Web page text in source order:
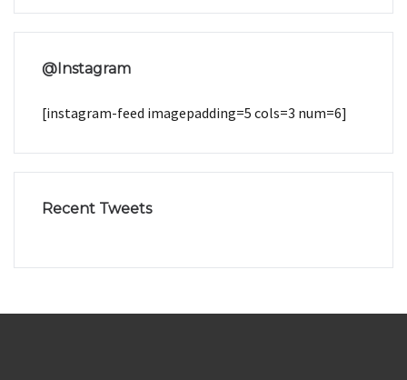
@Instagram
[instagram-feed imagepadding=5 cols=3 num=6]
Recent Tweets